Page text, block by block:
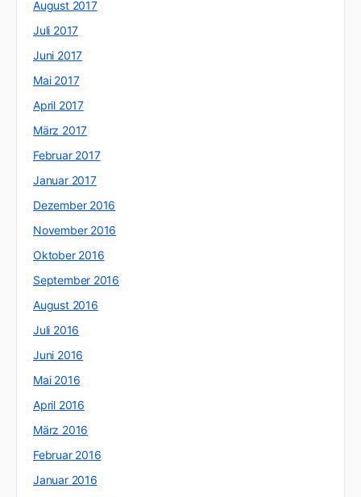
August 2017
Juli 2017
Juni 2017
Mai 2017
April 2017
März 2017
Februar 2017
Januar 2017
Dezember 2016
November 2016
Oktober 2016
September 2016
August 2016
Juli 2016
Juni 2016
Mai 2016
April 2016
März 2016
Februar 2016
Januar 2016